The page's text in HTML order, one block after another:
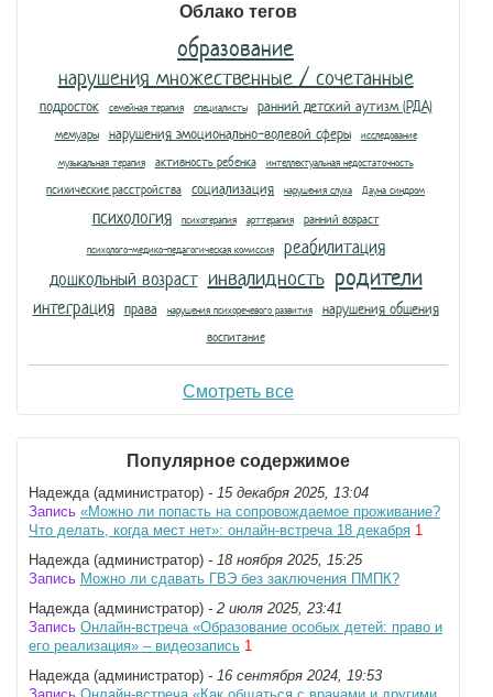
Облако тегов
образование
нарушения множественные / сочетанные
подросток семейная терапия специалисты ранний детский аутизм (РДА)
мемуары нарушения эмоционально-волевой сферы
исследование
музыкальная терапия
активность ребенка интеллектуальная недостаточность
психические расстройства социализация нарушения слуха Дауна синдром
психология психотерапия арттерапия ранний возраст
психолого-медико-педагогическая комиссия
реабилитация
дошкольный возраст инвалидность родители
интеграция права нарушения психоречевого развития нарушения общения
воспитание
Смотреть все
Популярное содержимое
Надежда (администратор) - 15 декабря 2025, 13:04
Запись «Можно ли попасть на сопровождаемое проживание?
Что делать, когда мест нет»: онлайн-встреча 18 декабря 1
Надежда (администратор) - 18 ноября 2025, 15:25
Запись Можно ли сдавать ГВЭ без заключения ПМПК?
Надежда (администратор) - 2 июля 2025, 23:41
Запись Онлайн-встреча «Образование особых детей: право и
его реализация» – видеозапись 1
Надежда (администратор) - 16 сентября 2024, 19:53